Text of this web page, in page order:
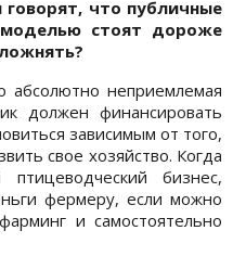
что публичные
стоят дороже
абсолютно неприемлемая
должен финансировать
зависимым от того,
свое хозяйство. Когда
бизнес,
фермеру, если можно
и самостоятельно